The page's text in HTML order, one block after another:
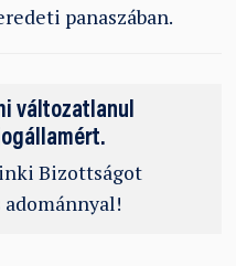
panaszában.
változatlanul
Bizottságot
adománnyal!